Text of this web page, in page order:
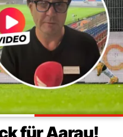
für Aarau!